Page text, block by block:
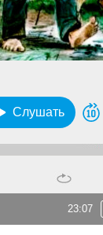
Слушать
23:07